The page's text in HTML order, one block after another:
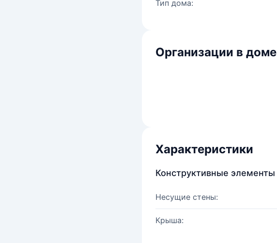
Тип дома:
Организации в доме
Характеристики
Конструктивные элементы
Несущие стены:
Крыша: